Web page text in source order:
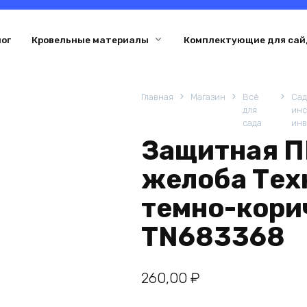
Кровельные материалы Комплектующие для
Главная Магазин
Всё
для
сада
Защитная
желоба
темно-
TN683368
260,00 ₽